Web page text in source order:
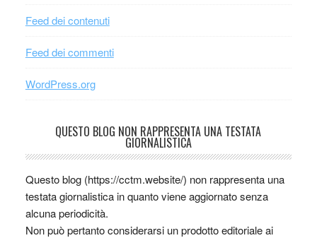
Feed dei contenuti
Feed dei commenti
WordPress.org
QUESTO BLOG NON RAPPRESENTA UNA TESTATA
GIORNALISTICA
Questo blog (https://cctm.website/) non rappresenta una
testata giornalistica in quanto viene aggiornato senza
alcuna periodicità.
Non può pertanto considerarsi un prodotto editoriale ai